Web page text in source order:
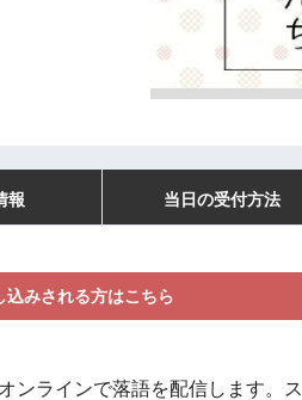
報 当日の受付方法
みされる方はこちら
ンラインで落語を配信します。ス